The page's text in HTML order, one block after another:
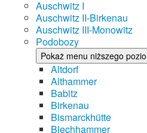
Auschwitz I
Auschwitz II-Birkenau
Auschwitz III-Monowitz
Podobozy
Pokaż menu niższego
Altdorf
Althammer
Babitz
Birkenau
Bismarckhütte
Blechhammer